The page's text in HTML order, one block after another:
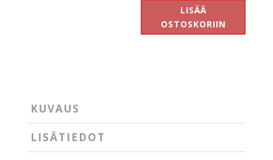
määrä
LISÄÄ
OSTOSKORIIN
KUVAUS
LISÄTIEDOT